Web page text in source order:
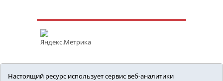
Настоящий ресурс использует сервис веб-аналитики